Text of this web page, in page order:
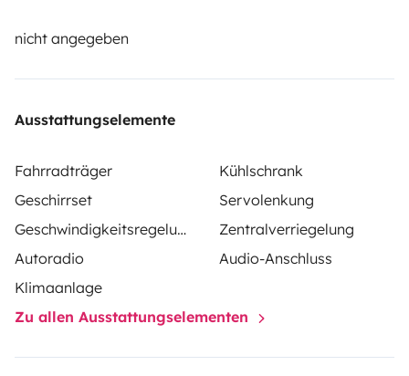
nicht angegeben
Ausstattungselemente
Fahrradträger
Kühlschrank
Geschirrset
Servolenkung
Geschwindigkeitsregelung
Zentralverriegelung
Autoradio
Audio-Anschluss
Klimaanlage
Zu allen Ausstattungselementen